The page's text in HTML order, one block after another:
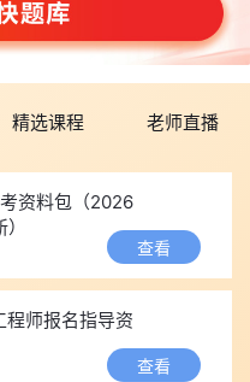
精选课程 老师直播
资料包（2026
查看
师报名指导资
查看